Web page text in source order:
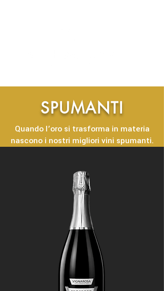
SPUMANTI
Quando l’oro si trasforma in materia
nascono i nostri migliori vini spumanti.